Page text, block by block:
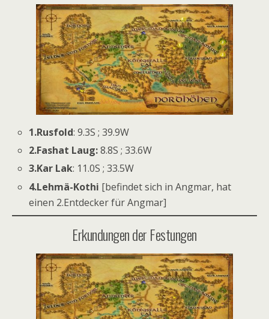
1.Rusfold: 9.3S ; 39.9W
2.Fashat Laug:8.8S ; 33.6W
3.Kar Lak: 11.0S ; 33.5W
4.Lehmä-Kothi [befindet sich in Angmar, hat
einen 2.Entdecker für Angmar]
Erkundungen der Festungen